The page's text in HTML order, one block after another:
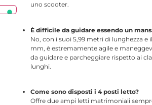
uno scooter.
È difficile da guidare essendo un
No, con i suoi 5,99 metri di lunghezza e
mm, è estremamente agile e
da guidare e parcheggiare rispetto ai
lunghi.
Come sono disposti i 4 posti letto?
Offre due ampi letti matrimoniali